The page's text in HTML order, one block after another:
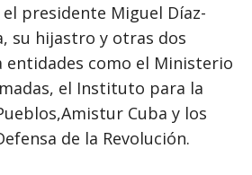
presidente Miguel Díaz-
su hijastro y otras dos
entidades como el Ministerio
el Instituto para la
Cuba y los
de la Revolución.